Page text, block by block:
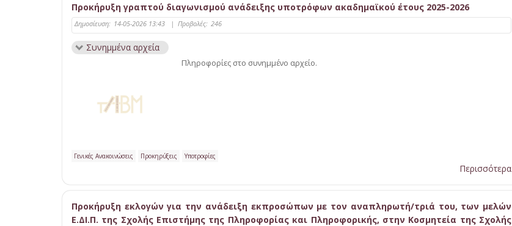
Προκήρυξη γραπτού διαγωνισμού ανάδειξης υποτρόφων ακαδημαϊκού έτους 2025-2026
Δημοσίευση: 14-05-2026 13:43 | Προβολές: 246
Συνημμένα αρχεία
Πληροφορίες στο συνημμένο αρχείο.
Γενικές Ανακοινώσεις Προκηρύξεις Υποτροφίες
Περισσότερα
Προκήρυξη εκλογών για την ανάδειξη εκπροσώπων με τον αναπληρωτή/τριά του, των μελών
Ε.ΔΙ.Π. της Σχολής Επιστήμης της Πληροφορίας και Πληροφορικής, στην Κοσμητεία της Σχολής